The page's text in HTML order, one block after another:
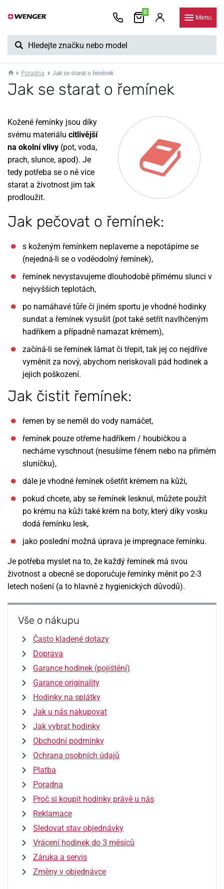
0
Menu
Poradna Jak se starat o řemínek
Jak se starat o řemínek
Kožené řemínky jsou díky
svému materiálu citlivější
na okolní vlivy (pot, voda,
prach, slunce, apod). Je
tedy potřeba se o ně více
starat a životnost jim tak
prodloužit.
Jak pečovat o řemínek:
s koženým řemínkem neplaveme a nepotápíme se
(nejedná-li se o voděodolný řemínek),
řemínek nevystavujeme dlouhodobě přímému slunci v
nejvyšších teplotách,
po namáhavé tůře či jiném sportu je vhodné hodinky
sundat a řemínek vysušit (pot také setřít navlhčeným
hadříkem a případně namazat krémem),
začíná-li se řemínek lámat či třepit, tak jej co nejdříve
vyměnit za nový, abychom neriskovali pád hodinek a
jejich poškození.
Jak čistit řemínek:
řemen by se neměl do vody namáčet,
řemínek pouze otřeme hadříkem / houbičkou a
necháme vyschnout (nesušíme fénem nebo na přímém
sluníčku),
dále je vhodné řemínek ošetřit krémem na kůži,
pokud chcete, aby se řemínek lesknul, můžete použít
po krému na kůži také krém na boty, který díky vosku
dodá řemínku lesk,
jako poslední možná úprava je impregnace řemínku.
Je potřeba myslet na to, že každý řemínek má svou
životnost a obecně se doporučuje řemínky měnit po 2-3
letech nošení (a to hlavně z hygienických důvodů).
Vše o nákupu
Často kladené dotazy
Doprava
Garance hodinek (pojištění)
Garance originality
Hodinky na splátky
Jak u nás nakupovat
Jak vybrat hodinky
Obchodní podmínky
Ochrana osobních údajů
Platba
Poradna
Proč si koupit hodinky právě u nás
Reklamace
Sledovat stav objednávky
Vrácení hodinek do 3 měsíců
Záruka a servis
Změny v objednávce